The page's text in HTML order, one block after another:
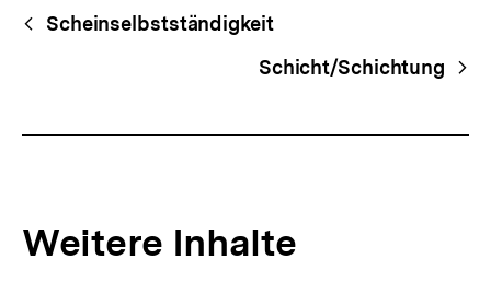
Begriffsnavigation
Content-
Navigation
Scheinselbstständigkeit
Schicht/Schichtung
Weitere Inhalte